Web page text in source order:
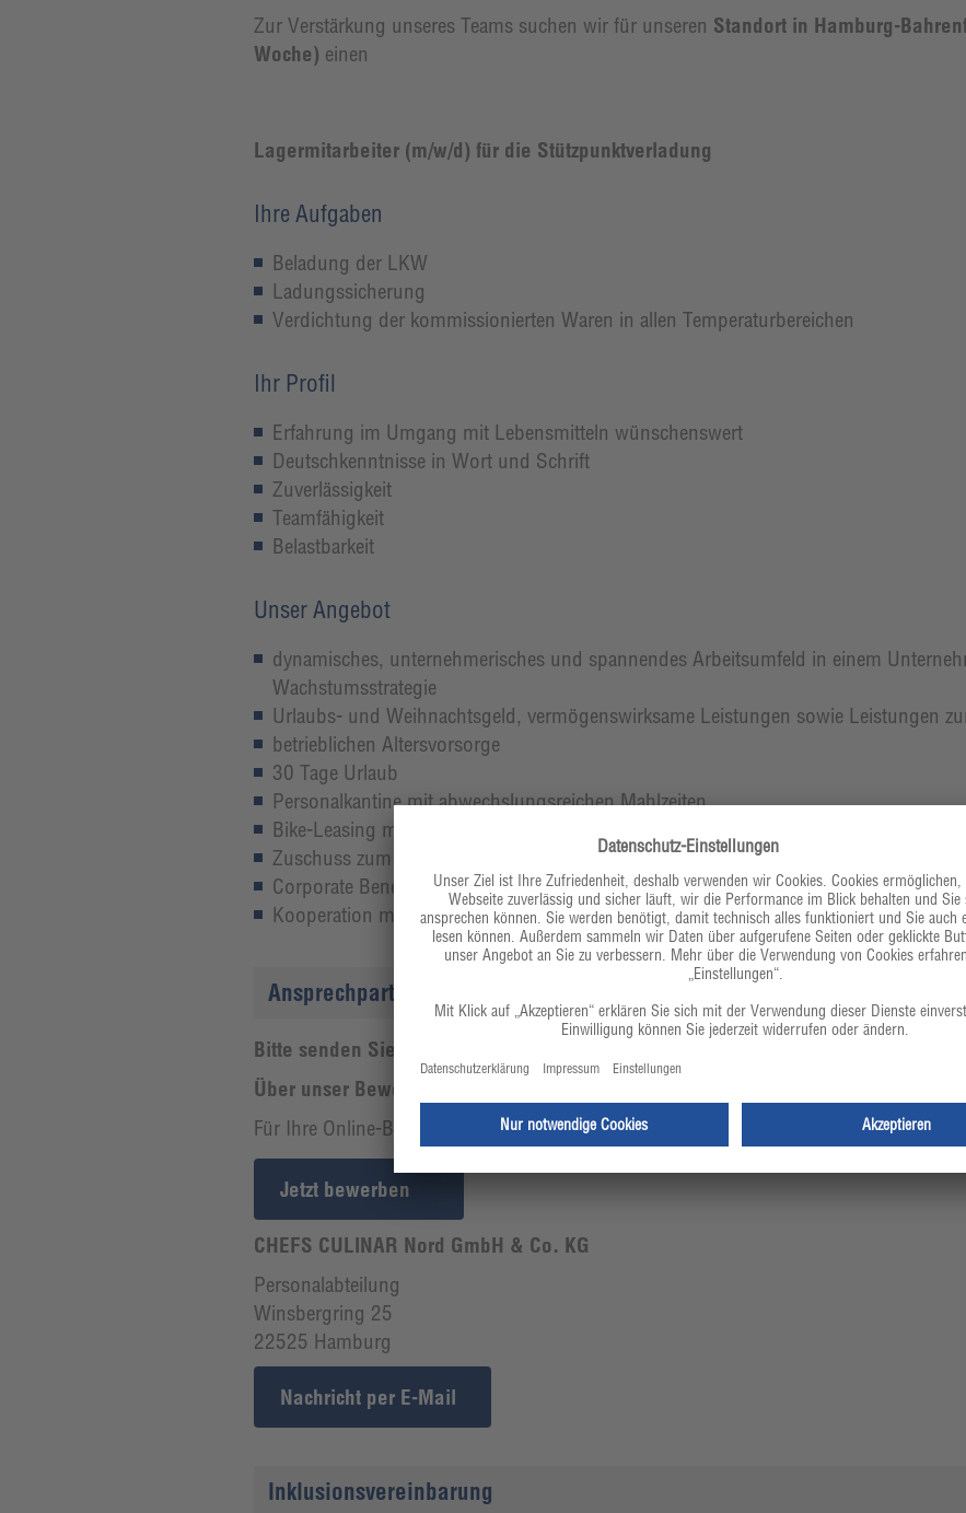
Zur Verstärkung unseres Teams suchen wir für unseren Standort in Hamburg-
Woche) einen
Lagermitarbeiter (m/w/d) für die Stützpunktverladung
Ihre Aufgaben
Beladung der LKW
Ladungssicherung
Verdichtung der kommissionierten Waren in allen Temperaturbereichen
Ihr Profil
Erfahrung im Umgang mit Lebensmitteln wünschenswert
Deutschkenntnisse in Wort und Schrift
Zuverlässigkeit
Teamfähigkeit
Belastbarkeit
Unser Angebot
dynamisches, unternehmerisches und spannendes Arbeitsumfeld in einem
Wachstumsstrategie
Urlaubs- und Weihnachtsgeld, vermögenswirksame Leistungen sowie Leistungen
betrieblichen Altersvorsorge
30 Tage Urlaub
Personalkantine mit abwechslungsreichen Mahlzeiten
Bike-Leasing mit attraktiven Konditionen
Zuschuss zum Deutschland-Ticket als Jobticket
Corporate Benefits: Mitarbeiterrabatte für bekannte Marken und Anbieter (z. B.
Kooperation mit Fitness-Studios, u. a. Hansefit
Ansprechpartner
Bitte senden Sie uns Ihre ausführliche Bewerbung zu.
Über unser Bewerberportal
Für Ihre Online-Bewerbung können Sie unser Bewerberportal nutzen.
Jetzt bewerben
CHEFS CULINAR Nord GmbH & Co. KG
Personalabteilung
Winsbergring 25
22525 Hamburg
Nachricht per E-Mail
Inklusionsvereinbarung